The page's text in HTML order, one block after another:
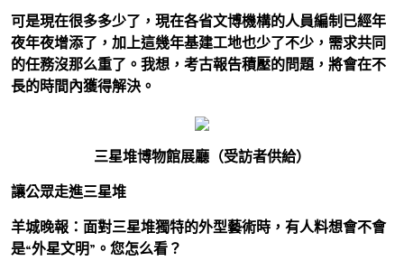
可是現在很多多少了，現在各省文博機構的人員編制已經年
夜年夜增添了，加上這幾年基建工地也少了不少，需求共同
的任務沒那么重了。我想，考古報告積壓的問題，將會在不
長的時間內獲得解決。
三星堆博物館展廳（受訪者供給）
讓公眾走進三星堆
羊城晚報：面對三星堆獨特的外型藝術時，有人料想會不會
是“外星文明”。您怎么看？